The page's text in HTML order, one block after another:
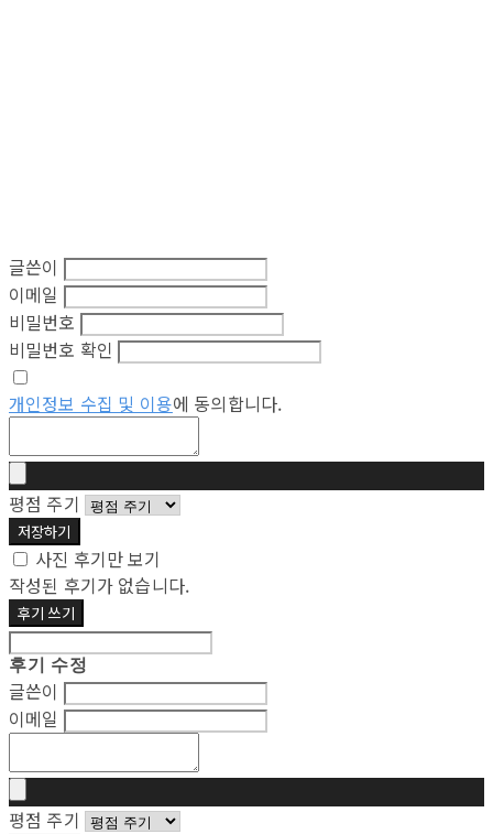
글쓴이
이메일
비밀번호
비밀번호 확인
개인정보 수집 및 이용에 동의합니다.
평점 주기
저장하기
사진 후기만 보기
작성된 후기가 없습니다.
후기 쓰기
후기 수정
글쓴이
이메일
평점 주기